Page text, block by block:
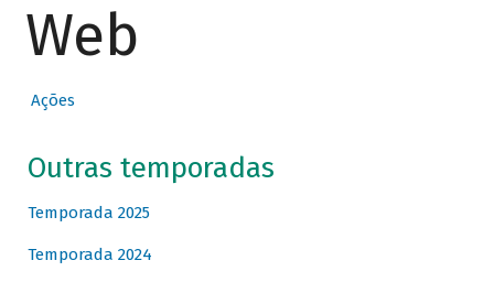
Web
Ações
Outras temporadas
Temporada 2025
Temporada 2024